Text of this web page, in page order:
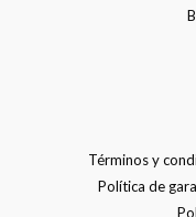
Términos y
Política de